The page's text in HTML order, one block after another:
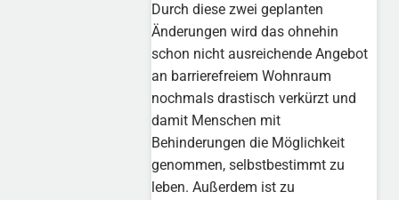
Durch diese zwei geplanten
Änderungen wird das ohnehin
schon nicht ausreichende Angebot
an barrierefreiem Wohnraum
nochmals drastisch verkürzt und
damit Menschen mit
Behinderungen die Möglichkeit
genommen, selbstbestimmt zu
leben. Außerdem ist zu